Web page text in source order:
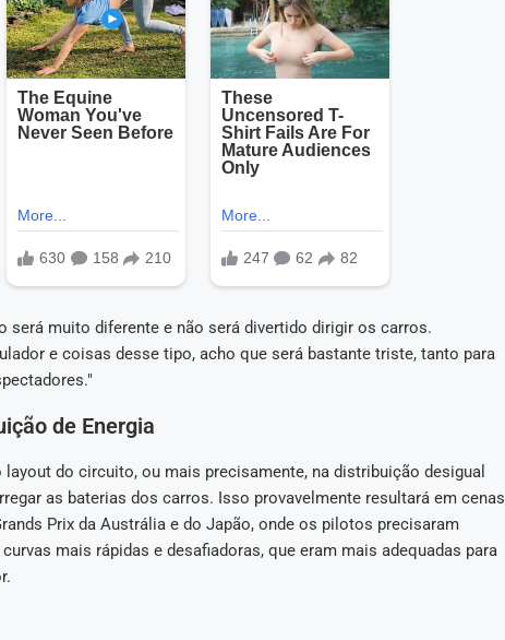
será muito diferente e não será divertido dirigir os carros.
e coisas desse tipo, acho que será bastante triste, tanto para
de Energia
do circuito, ou mais precisamente, na distribuição desigual
as baterias dos carros. Isso provavelmente resultará em cenas
Prix da Austrália e do Japão, onde os pilotos precisaram
mais rápidas e desafiadoras, que eram mais adequadas para